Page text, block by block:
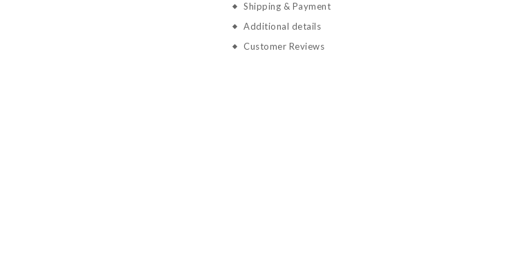
Shipping & Payment
Additional details
Customer Reviews